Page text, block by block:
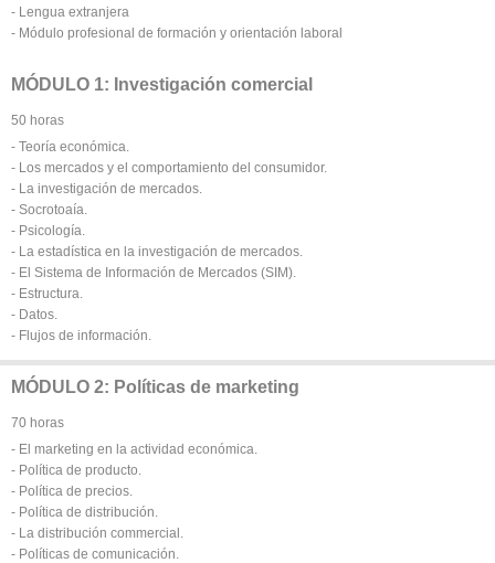
- Lengua extranjera
- Módulo profesional de formación y orientación laboral
MÓDULO 1: Investigación comercial
50 horas
- Teoría económica.
- Los mercados y el comportamiento del consumidor.
- La investigación de mercados.
- Socrotoaía.
- Psicología.
- La estadística en la investigación de mercados.
- El Sistema de Información de Mercados (SIM).
- Estructura.
- Datos.
- Flujos de información.
MÓDULO 2: Políticas de marketing
70 horas
- El marketing en la actividad económica.
- Política de producto.
- Política de precios.
- Política de distribución.
- La distribución commercial.
- Políticas de comunicación.